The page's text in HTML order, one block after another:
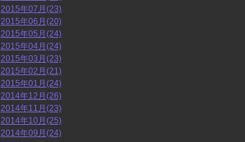
2015年07月(23)
2015年06月(20)
2015年05月(24)
2015年04月(24)
2015年03月(23)
2015年02月(21)
2015年01月(24)
2014年12月(26)
2014年11月(23)
2014年10月(25)
2014年09月(24)